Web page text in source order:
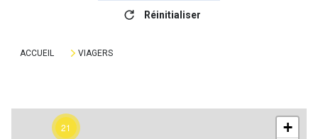
Réinitialiser
ACCUEIL VIAGERS
21
+